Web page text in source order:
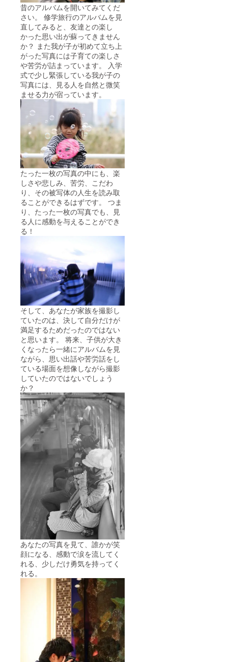
昔のアルバムを開いてみてくだ
さい。 修学旅行のアルバムを見
直してみると、友達との楽し
かった思い出が蘇ってきません
か？ また我が子が初めて立ち上
がった写真には子育ての楽しさ
や苦労が詰まっています。 入学
式で少し緊張している我が子の
写真には、見る人を自然と微笑
ませる力が宿っています。
たった一枚の写真の中にも、楽
しさや悲しみ、苦労、こだわ
り、その被写体の人生を読み取
ることができるはずです。 つま
り、たった一枚の写真でも、見
る人に感動を与えることができ
る！
そして、あなたが家族を撮影し
ていたのは、決して自分だけが
満足するためだったのではない
と思います。 将来、子供が大き
くなったら一緒にアルバムを見
ながら、思い出話や苦労話をし
ている場面を想像しながら撮影
していたのではないでしょう
か？
あなたの写真を見て、誰かが笑
顔になる、感動で涙を流してく
れる、少しだけ勇気を持ってく
れる。